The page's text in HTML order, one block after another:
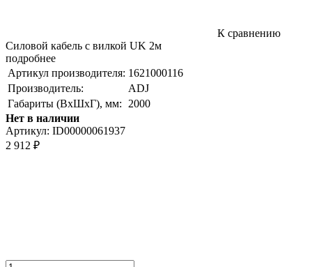
К сравнению
Силовой кабель с вилкой UK 2м
подробнее
Артикул производителя: 1621000116
Производитель:
ADJ
Габариты (ВxШxГ), мм:
2000
Нет в наличии
Артикул: ID00000061937
2 912 ₽